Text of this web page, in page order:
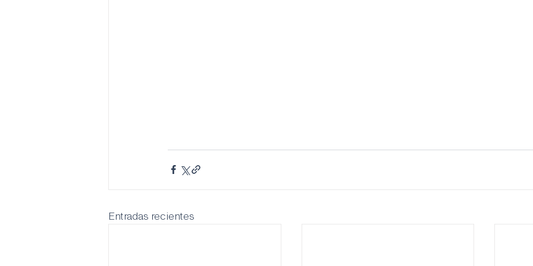
Entradas recientes